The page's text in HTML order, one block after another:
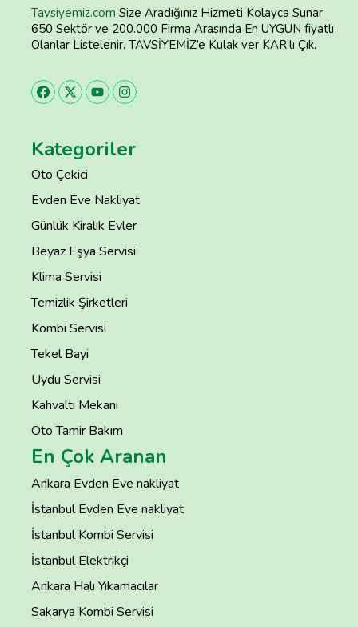
Tavsiyemiz.com Size Aradığınız Hizmeti Kolayca Sunar
650 Sektör ve 200.000 Firma Arasında En UYGUN fiyatlı
Olanlar Listelenir. TAVSİYEMİZ’e Kulak ver KAR’lı Çık.
Kategoriler
Oto Çekici
Evden Eve Nakliyat
Günlük Kiralık Evler
Beyaz Eşya Servisi
Klima Servisi
Temizlik Şirketleri
Kombi Servisi
Tekel Bayi
Uydu Servisi
Kahvaltı Mekanı
Oto Tamir Bakım
En Çok Aranan
Ankara Evden Eve nakliyat
İstanbul Evden Eve nakliyat
İstanbul Kombi Servisi
İstanbul Elektrikçi
Ankara Halı Yıkamacılar
Sakarya Kombi Servisi